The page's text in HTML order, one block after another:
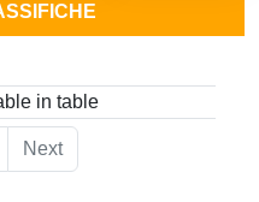
in table
Next